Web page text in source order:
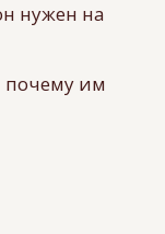
нужен на
почему им